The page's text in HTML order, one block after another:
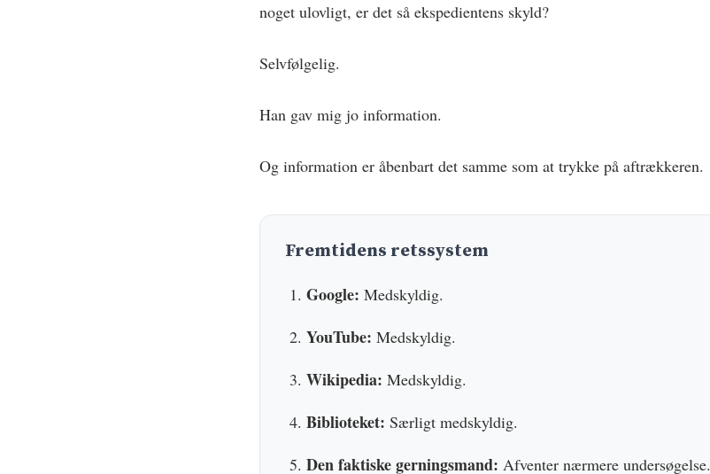
noget ulovligt, er det så ekspedientens skyld?
Selvfølgelig.
Han gav mig jo information.
Og information er åbenbart det samme som at trykke på aftrækkeren.
Fremtidens retssystem
Google: Medskyldig.
YouTube: Medskyldig.
Wikipedia: Medskyldig.
Biblioteket: Særligt medskyldig.
Den faktiske gerningsmand: Afventer nærmere undersøgelse.